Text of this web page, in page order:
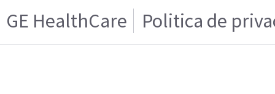
GE HealthCare Politica de